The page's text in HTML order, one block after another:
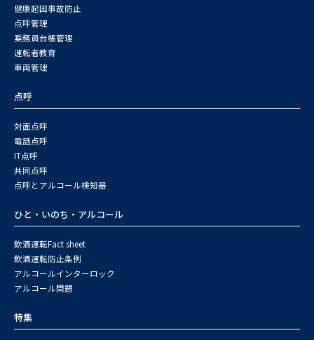
健康起因事故防止
点呼管理
乗務員台帳管理
運転者教育
車両管理
点呼
対面点呼
電話点呼
IT点呼
共同点呼
点呼とアルコール検知器
ひと・いのち・アルコール
飲酒運転Fact sheet
飲酒運転防止条例
アルコールインターロック
アルコール問題
特集